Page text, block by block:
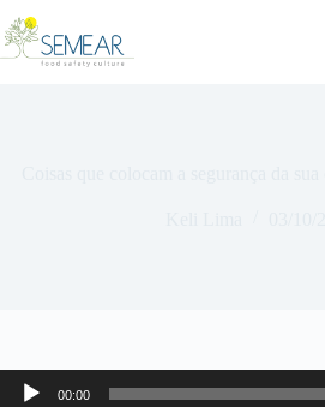
Tocador
00:00